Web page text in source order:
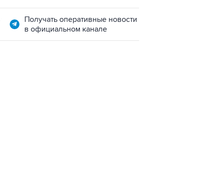
Получать оперативные новости
в официальном канале